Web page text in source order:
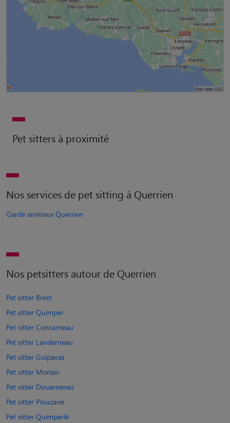
Pet sitters à proximité
Nos services de pet sitting à Querrien
Garde animaux Querrien
Nos petsitters autour de Querrien
Pet sitter Brest
Pet sitter Quimper
Pet sitter Concarneau
Pet sitter Landerneau
Pet sitter Guipavas
Pet sitter Morlaix
Pet sitter Douarnenez
Pet sitter Plouzané
Pet sitter Quimperlé